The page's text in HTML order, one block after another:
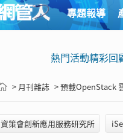
專題報導
熱門活動精彩回
> 月刊雜誌 > 預載OpenStack
資策會創新應用服務研究所